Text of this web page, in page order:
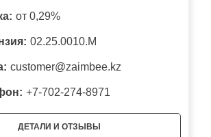
от 0,29%
02.25.0010.М
customer@zaimbee.kz
+7-702-274-8971
ДЕТАЛИ И ОТЗЫВЫ